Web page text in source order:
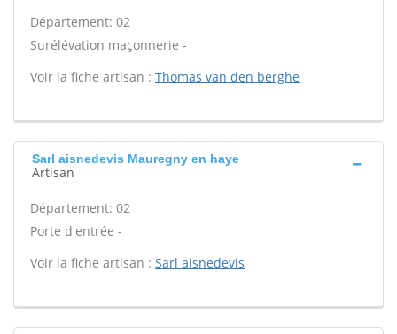
Département: 02
Surélévation maçonnerie -
Voir la fiche artisan : Thomas van den berghe
Sarl aisnedevis Mauregny en haye
Artisan
Département: 02
Porte d'entrée -
Voir la fiche artisan : Sarl aisnedevis